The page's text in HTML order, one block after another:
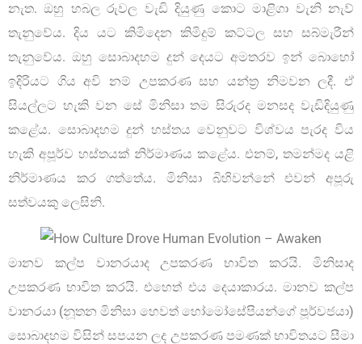
නැත. ඔහු හබල රුවල වැඩි දියුණු කොට මාළිගා වැනි නැව්
තැනුවේය. දිය යට කිමිදෙන කිමිදුම් කට්ටල සහ සබ්මැරීන්
තැනුවේය. ඔහු සොබාදහම දුන් දෙයට අමතරව ඉන් බොහෝ
ඉදිරියට ගිය අවි නම් උපකරණ සහ යන්ත්‍ර නිමවන ලදී. ඒ
සියල්ලට හැකි වන සේ මිනිසා තම සිරුරද මනසද වැඩිදියුණු
කළේය. සොබාදහම දුන් හස්තය වෙනුවට විශ්වය පැරද විය
හැකි අපූර්ව හස්තයක් නිර්මාණය කළේය. එනම්, තමන්මද යළි
නිර්මාණය කර ගත්තේය. මිනිසා බිහිවන්නේ එවන් අපූරු
සත්වයකු ලෙසිනි.
මානව කල්ප වානරයාද උපකරණ භාවිත කරයි. මිනිසාද
උපකරණ භාවිත කරයි. එහෙත් එය දෙයාකාරය. මානව කල්ප
වානරයා (නූතන මිනිසා හෙවත් හෝමෝසේපියන්ගේ පූර්වජයා)
සොබාදහම විසින් සපයන ලද උපකරණ පමණක් භාවිතයට සීමා